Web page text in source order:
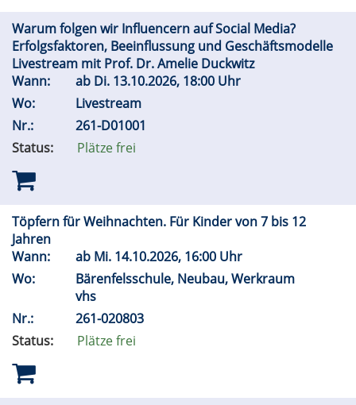
Warum folgen wir Influencern auf Social Media?
Erfolgsfaktoren, Beeinflussung und Geschäftsmodelle
Livestream mit Prof. Dr. Amelie Duckwitz
Wann:
ab Di. 13.10.2026, 18:00 Uhr
Wo:
Livestream
Nr.:
261-D01001
Status:
Plätze frei
Töpfern für Weihnachten. Für Kinder von 7 bis 12
Jahren
Wann:
ab Mi. 14.10.2026, 16:00 Uhr
Wo:
Bärenfelsschule, Neubau, Werkraum
vhs
Nr.:
261-020803
Status:
Plätze frei